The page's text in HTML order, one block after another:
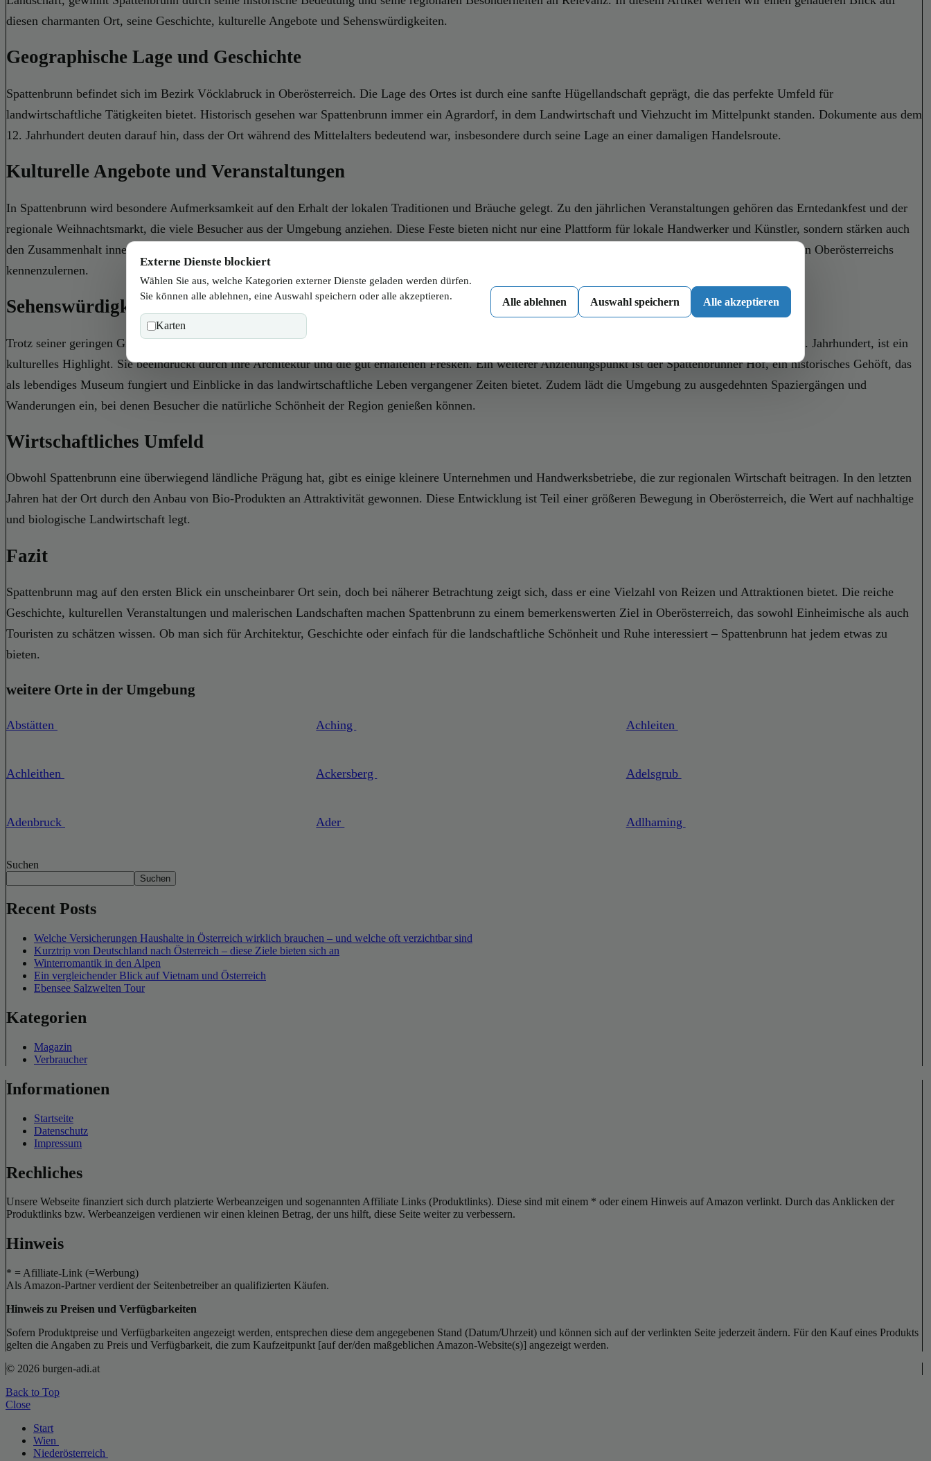
diesen charmanten Ort, seine Geschichte, kulturelle Angebote und Sehenswürdigkeiten.
Geographische Lage und Geschichte
Spattenbrunn befindet sich im Bezirk Vöcklabruck in Oberösterreich. Die Lage des Ortes ist durch eine sanfte Hügellandschaft geprägt, die das perfekte Umfeld für
landwirtschaftliche Tätigkeiten bietet. Historisch gesehen war Spattenbrunn immer ein Agrardorf, in dem Landwirtschaft und Viehzucht im Mittelpunkt standen. Dokumente aus dem
12. Jahrhundert deuten darauf hin, dass der Ort während des Mittelalters bedeutend war, insbesondere durch seine Lage an einer damaligen Handelsroute.
Kulturelle Angebote und Veranstaltungen
In Spattenbrunn wird besondere Aufmerksamkeit auf den Erhalt der lokalen Traditionen und Bräuche gelegt. Zu den jährlichen Veranstaltungen gehören das Erntedankfest und der
regionale Weihnachtsmarkt, die viele Besucher aus der Umgebung anziehen. Diese Feste bieten nicht nur eine Plattform für lokale Handwerker und Künstler, sondern stärken auch
den Zusammenhalt innerhalb der Gemeinschaft. Für Einheimische und Touristen sind diese Veranstaltungen eine Gelegenheit, das authentische ländliche Leben Oberösterreichs
kennenzulernen.
Sehenswürdigkeiten in Spattenbrunn
Trotz seiner geringen Größe bietet Spattenbrunn einige bemerkenswerte Sehenswürdigkeiten. Die Pfarrkirche St. Johannes, ein gotisches Bauwerk aus dem 14. Jahrhundert, ist ein
kulturelles Highlight. Sie beeindruckt durch ihre Architektur und die gut erhaltenen Fresken. Ein weiterer Anziehungspunkt ist der Spattenbrunner Hof, ein historisches Gehöft, das
als lebendiges Museum fungiert und Einblicke in das landwirtschaftliche Leben vergangener Zeiten bietet. Zudem lädt die Umgebung zu ausgedehnten Spaziergängen und
Wanderungen ein, bei denen Besucher die natürliche Schönheit der Region genießen können.
Wirtschaftliches Umfeld
Obwohl Spattenbrunn eine überwiegend ländliche Prägung hat, gibt es einige kleinere Unternehmen und Handwerksbetriebe, die zur regionalen Wirtschaft beitragen. In den letzten
Jahren hat der Ort durch den Anbau von Bio-Produkten an Attraktivität gewonnen. Diese Entwicklung ist Teil einer größeren Bewegung in Oberösterreich, die Wert auf nachhaltige
und biologische Landwirtschaft legt.
Fazit
Spattenbrunn mag auf den ersten Blick ein unscheinbarer Ort sein, doch bei näherer Betrachtung zeigt sich, dass er eine Vielzahl von Reizen und Attraktionen bietet. Die reiche
Geschichte, kulturellen Veranstaltungen und malerischen Landschaften machen Spattenbrunn zu einem bemerkenswerten Ziel in Oberösterreich, das sowohl Einheimische als auch
Touristen zu schätzen wissen. Ob man sich für Architektur, Geschichte oder einfach für die landschaftliche Schönheit und Ruhe interessiert – Spattenbrunn hat jedem etwas zu
bieten.
weitere Orte in der Umgebung
Abstätten Aching Achleiten
Achleithen Ackersberg Adelsgrub
Adenbruck Ader Adlhaming
Suchen
Suchen
Recent Posts
Welche Versicherungen Haushalte in Österreich wirklich brauchen – und welche oft verzichtbar sind
Kurztrip von Deutschland nach Österreich – diese Ziele bieten sich an
Winterromantik in den Alpen
Ein vergleichender Blick auf Vietnam und Österreich
Ebensee Salzwelten Tour
Kategorien
Magazin
Verbraucher
Informationen
Startseite
Datenschutz
Impressum
Rechliches
Unsere Webseite finanziert sich durch platzierte Werbeanzeigen und sogenannten Affiliate Links (Produktlinks). Diese sind mit einem * oder einem Hinweis auf Amazon verlinkt. Durch das Anklicken der
Produktlinks bzw. Werbeanzeigen verdienen wir einen kleinen Betrag, der uns hilft, diese Seite weiter zu verbessern.
Hinweis
* = Afilliate-Link (=Werbung)
Als Amazon-Partner verdient der Seitenbetreiber an qualifizierten Käufen.
Hinweis zu Preisen und Verfügbarkeiten
Sofern Produktpreise und Verfügbarkeiten angezeigt werden, entsprechen diese dem angegebenen Stand (Datum/Uhrzeit) und können sich auf der verlinkten Seite jederzeit ändern. Für den Kauf eines Produkts
gelten die Angaben zu Preis und Verfügbarkeit, die zum Kaufzeitpunkt [auf der/den maßgeblichen Amazon-Website(s)] angezeigt werden.
© 2026 burgen-adi.at
Back to Top
Close
Start
Wien
Niederösterreich
Externe Dienste blockiert
Wählen Sie aus, welche Kategorien externer Dienste geladen werden dürfen.
Sie können alle ablehnen, eine Auswahl speichern oder alle akzeptieren.
Karten
Alle ablehnen Auswahl speichern Alle akzeptieren